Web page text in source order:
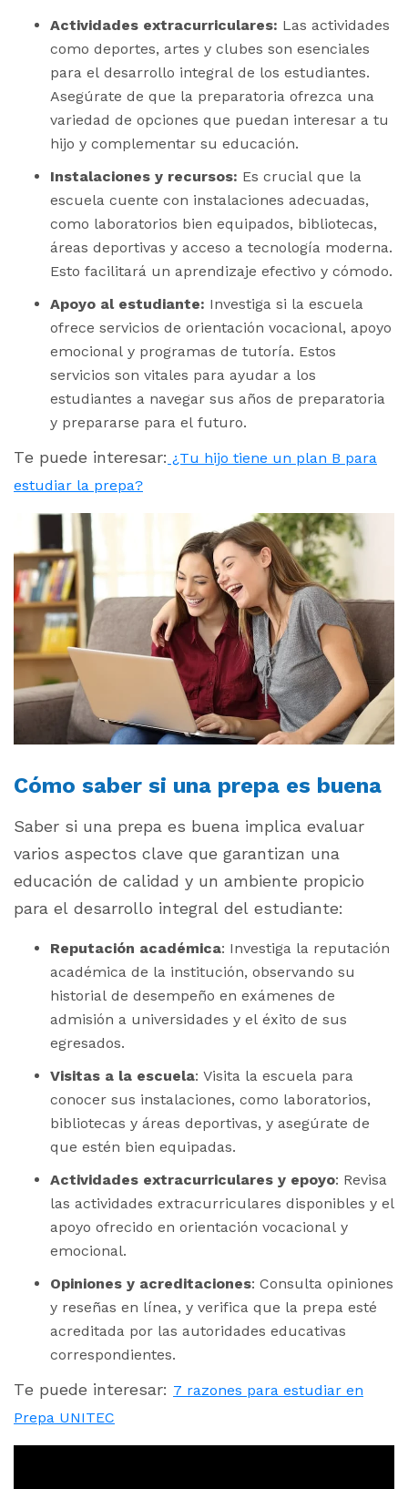
Actividades extracurriculares: Las actividades
como deportes, artes y clubes son esenciales
para el desarrollo integral de los estudiantes.
Asegúrate de que la preparatoria ofrezca una
variedad de opciones que puedan interesar a tu
hijo y complementar su educación.
Instalaciones y recursos: Es crucial que la
escuela cuente con instalaciones adecuadas,
como laboratorios bien equipados, bibliotecas,
áreas deportivas y acceso a tecnología moderna.
Esto facilitará un aprendizaje efectivo y cómodo.
Apoyo al estudiante: Investiga si la escuela
ofrece servicios de orientación vocacional, apoyo
emocional y programas de tutoría. Estos
servicios son vitales para ayudar a los
estudiantes a navegar sus años de preparatoria
y prepararse para el futuro.
Te puede interesar: ¿Tu hijo tiene un plan B para
estudiar la prepa?
Cómo saber si una prepa es buena
Saber si una prepa es buena implica evaluar
varios aspectos clave que garantizan una
educación de calidad y un ambiente propicio
para el desarrollo integral del estudiante:
Reputación académica: Investiga la reputación
académica de la institución, observando su
historial de desempeño en exámenes de
admisión a universidades y el éxito de sus
egresados.
Visitas a la escuela: Visita la escuela para
conocer sus instalaciones, como laboratorios,
bibliotecas y áreas deportivas, y asegúrate de
que estén bien equipadas.
Actividades extracurriculares y epoyo: Revisa
las actividades extracurriculares disponibles y el
apoyo ofrecido en orientación vocacional y
emocional.
Opiniones y acreditaciones: Consulta opiniones
y reseñas en línea, y verifica que la prepa esté
acreditada por las autoridades educativas
correspondientes.
Te puede interesar: 7 razones para estudiar en
Prepa UNITEC